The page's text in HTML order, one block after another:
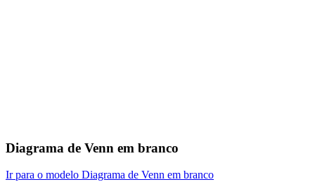
Diagrama de Venn em branco
Ir para o modelo Diagrama de Venn em branco